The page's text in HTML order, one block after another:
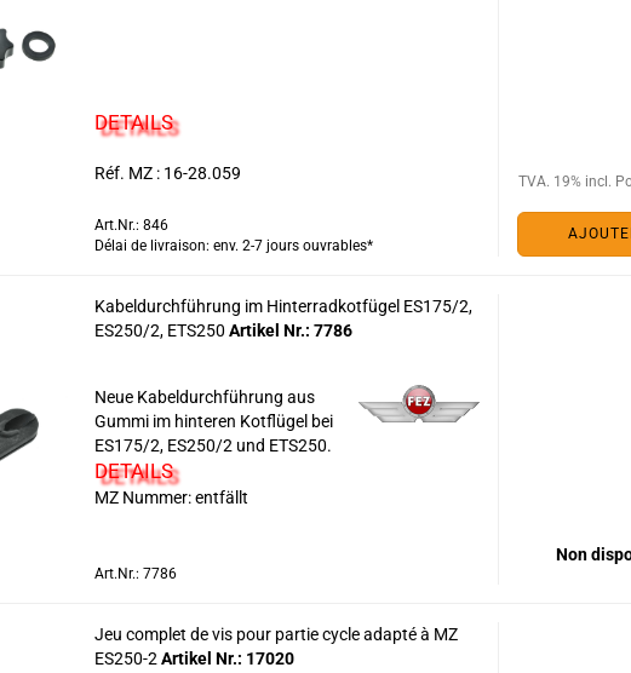
DETAILS
Réf. MZ : 16-28.059
Art.Nr.: 846
Délai de livraison: env. 2-7 jours ouvrables*
TVA. 19% incl.
Kabeldurchführung im Hinterradkotfügel ES175/2,
ES250/2, ETS250 Artikel Nr.: 7786
Neue Kabeldurchführung aus
Gummi im hinteren Kotflügel bei
ES175/2, ES250/2 und ETS250.
DETAILS
MZ Nummer: entfällt
Art.Nr.: 7786
Non
Jeu complet de vis pour partie cycle adapté à MZ
ES250-2 Artikel Nr.: 17020